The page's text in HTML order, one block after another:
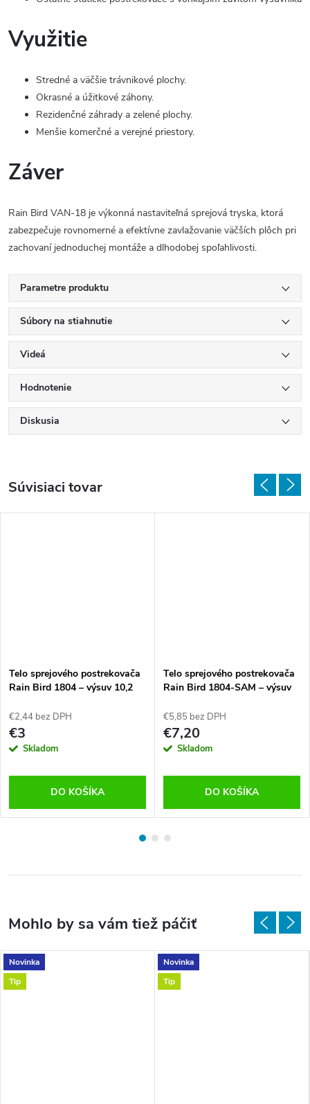
Využitie
Stredné a väčšie trávnikové plochy.
Okrasné a úžitkové záhony.
Rezidenčné záhrady a zelené plochy.
Menšie komerčné a verejné priestory.
Záver
Rain Bird VAN-18 je výkonná nastaviteľná sprejová tryska, ktorá
zabezpečuje rovnomerné a efektívne zavlažovanie väčších plôch pri
zachovaní jednoduchej montáže a dlhodobej spoľahlivosti.
Parametre produktu
Súbory na stiahnutie
Videá
Hodnotenie
Diskusia
Súvisiaci tovar
Telo sprejového postrekovača
Rain Bird 1804 – výsuv 10,2
€2,44 bez DPH
€3
Skladom
DO KOŠÍKA
Telo sprejového postrekovača
Rain Bird 1804-SAM – výsuv
€5,85 bez DPH
€7,20
Skladom
DO KOŠÍKA
Novinka
Tip
Novinka
Tip